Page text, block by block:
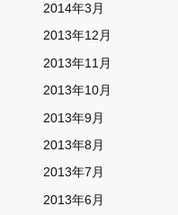
2014年3月
2013年12月
2013年11月
2013年10月
2013年9月
2013年8月
2013年7月
2013年6月